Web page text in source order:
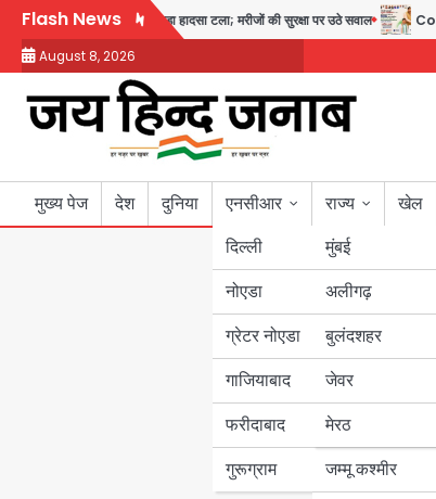
Skip
content
Flash News
OT गैलरी में बड़ा हादसा टला; मरीजों की सुरक्षा पर उठे सवाल
August 8, 2026
मुख्य पेज देश दुनिया
एनसीआर
दिल्ली
नोएडा
ग्रेटर नोएडा
गाजियाबाद
फरीदाबाद
गुरूग्राम
राज्य
मुंबई
उत्तर प्रदेश
अलीगढ़
बुलंदशहर
जेवर
मेरठ
बिहार
पंजाब
हरियाणा
जम्मू कश्मीर
खेल